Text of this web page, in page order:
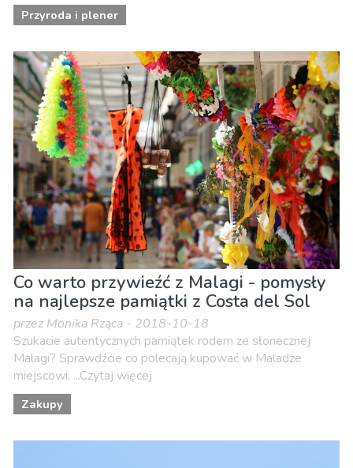
Przyroda i plener
Co warto przywieźć z Malagi - pomysły
na najlepsze pamiątki z Costa del Sol
przez Monika Rząca - 2018-10-18
Szukacie autentycznych pamiątek rodem ze słonecznej
Malagi? Sprawdźcie co polecają kupować w Maladze
miejscowi. ...Czytaj więcej
Zakupy